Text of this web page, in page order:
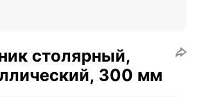
столярный,
300 мм